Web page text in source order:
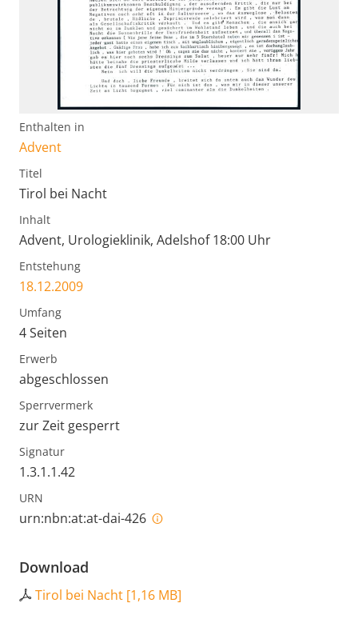
Enthalten in
Advent
Titel
Tirol bei Nacht
Inhalt
Advent, Urologieklinik, Adelshof 18:00 Uhr
Entstehung
18.12.2009
Umfang
4 Seiten
Erwerb
abgeschlossen
Sperrvermerk
zur Zeit gesperrt
Signatur
1.3.1.1.42
URN
urn:nbn:at:at-dai-426
Download
Tirol bei Nacht [1,16 MB]